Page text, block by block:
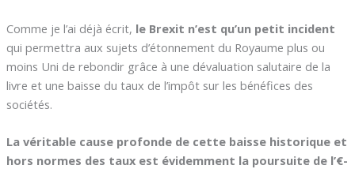
Comme je l’ai déjà écrit, le Brexit n’est qu’un petit incident
qui permettra aux sujets d’étonnement du Royaume plus ou
moins Uni de rebondir grâce à une dévaluation salutaire de la
livre et une baisse du taux de l’impôt sur les bénéfices des
sociétés.
La véritable cause profonde de cette baisse historique et
hors normes des taux est évidemment la poursuite de l’€-